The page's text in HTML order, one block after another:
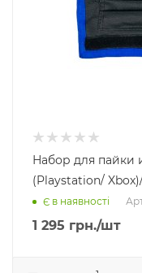
Набор для пайки
(Playstation/
Є в наявності
1 295 грн./шт